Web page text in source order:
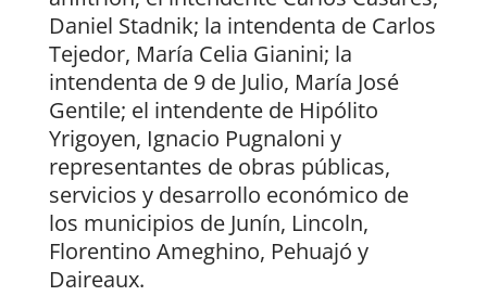
Daniel Stadnik; la intendenta de Carlos
Tejedor, María Celia Gianini; la
intendenta de 9 de Julio, María José
Gentile; el intendente de Hipólito
Yrigoyen, Ignacio Pugnaloni y
representantes de obras públicas,
servicios y desarrollo económico de
los municipios de Junín, Lincoln,
Florentino Ameghino, Pehuajó y
Daireaux.